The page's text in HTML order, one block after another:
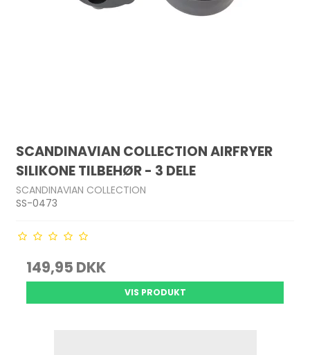
SCANDINAVIAN COLLECTION AIRFRYER
SILIKONE TILBEHØR - 3 DELE
SCANDINAVIAN COLLECTION
SS-0473
149,95 DKK
VIS PRODUKT